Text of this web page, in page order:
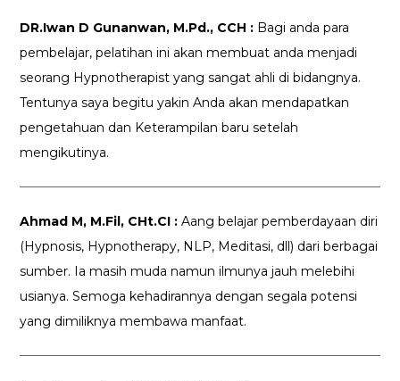
DR.Iwan D Gunanwan, M.Pd., CCH : Bagi anda para
pembelajar, pelatihan ini akan membuat anda menjadi
seorang Hypnotherapist yang sangat ahli di bidangnya.
Tentunya saya begitu yakin Anda akan mendapatkan
pengetahuan dan Keterampilan baru setelah
mengikutinya.
Ahmad M, M.Fil, CHt.CI : Aang belajar pemberdayaan diri
(Hypnosis, Hypnotherapy, NLP, Meditasi, dll) dari berbagai
sumber. Ia masih muda namun ilmunya jauh melebihi
usianya. Semoga kehadirannya dengan segala potensi
yang dimiliknya membawa manfaat.